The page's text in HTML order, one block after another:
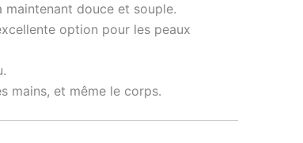
douce et souple.
option pour les peaux
mains, et même le corps.